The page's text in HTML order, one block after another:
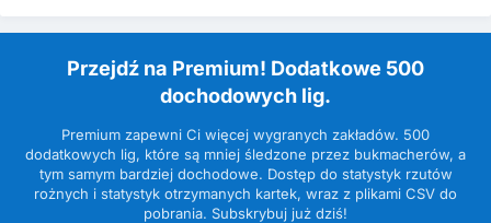
Przejdź na Premium! Dodatkowe 500
dochodowych lig.
Premium zapewni Ci więcej wygranych zakładów. 500
dodatkowych lig, które są mniej śledzone przez bukmacherów, a
tym samym bardziej dochodowe. Dostęp do statystyk rzutów
rożnych i statystyk otrzymanych kartek, wraz z plikami CSV do
pobrania. Subskrybuj już dziś!